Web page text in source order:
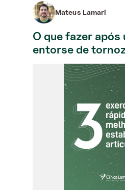
Mateus Lamari
O que fazer após
entorse de